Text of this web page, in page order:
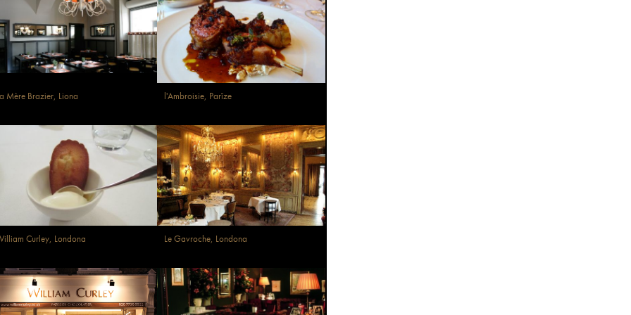
Mère Brazier, Liona l'Ambroisie, Parīze
Curley, Londona Le Gavroche, Londona